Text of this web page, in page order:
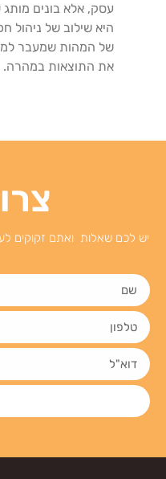
עסק, אלא בונים
היא שילוב של ניהול
של המהות שמעבר
את התוצאות במהרה.
יש לכם שאלות ואתם זקוקים